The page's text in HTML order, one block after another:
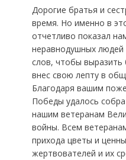
Дорогие братья и
время. Но именно в
отчетливо показал
неравнодушных людей
слов, чтобы выразить
внес свою лепту в
Благодаря вашим
Победы удалось
нашим ветеранам
войны. Всем
прихода цветы и
жертвователей и их